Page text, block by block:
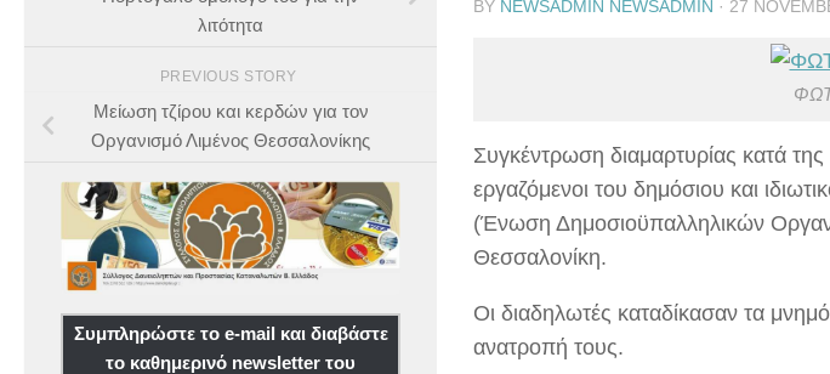
BY NEWSADMIN NEWSADMIN · 27
Συγκέντρωση διαμαρτυρίας κατά της
εργαζόμενοι του δημόσιου και
(Ένωση Δημοσιοϋπαλληλικών
Θεσσαλονίκη.
Οι διαδηλωτές καταδίκασαν τα
ανατροπή τους.
λιτότητα
PREVIOUS STORY
Μείωση τζίρου και κερδών για τον
Οργανισμό Λιμένος Θεσσαλονίκης
Συμπληρώστε το e-mail και διαβάστε
το καθημερινό newsletter του